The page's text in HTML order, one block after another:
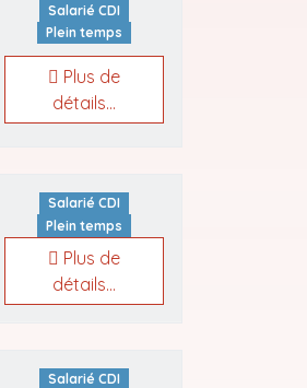
Salarié CDI
Plein temps
Plus de
détails...
Salarié CDI
Plein temps
Plus de
détails...
Salarié CDI